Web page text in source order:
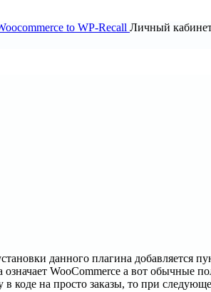
to WP-Recall Личный
данного плагина добавляется
WooCommerce а вот обычные
коде на просто заказы, то при